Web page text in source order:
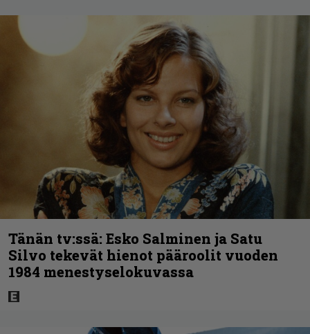
Tänän tv:ssä: Esko Salminen ja Satu
Silvo tekevät hienot pääroolit vuoden
1984 menestyselokuvassa